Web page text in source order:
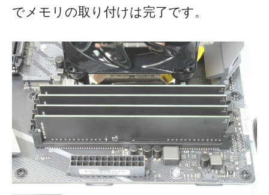
でメモリの取り付けは完了です。